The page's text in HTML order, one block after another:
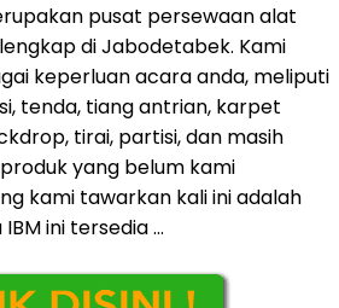
pusat persewaan alat
di Jabodetabek. Kami
keperluan acara anda, meliputi
tenda, tiang antrian, karpet
tirai, partisi, dan masih
yang belum kami
kami tawarkan kali ini adalah
ini tersedia …